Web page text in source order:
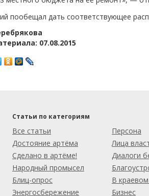
пообещал дать соответствующее
07.08.2015
Статьи по категориям
Все статьи
Достояние артёма
Сделано в артёме!
Народный промысел
Блиц-опрос
Энергосбережение
Персона
Лица
Диалоги
В
Бизнес